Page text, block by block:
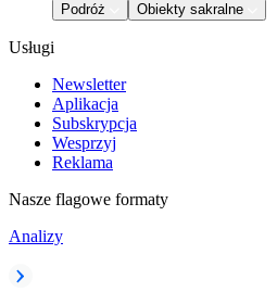
Podróż
Obiekty sakralne
Usługi
Newsletter
Aplikacja
Subskrypcja
Wesprzyj
Reklama
Nasze flagowe formaty
Analizy